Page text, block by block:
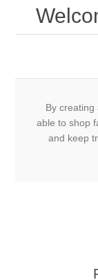
By creating
able to shop
and keep